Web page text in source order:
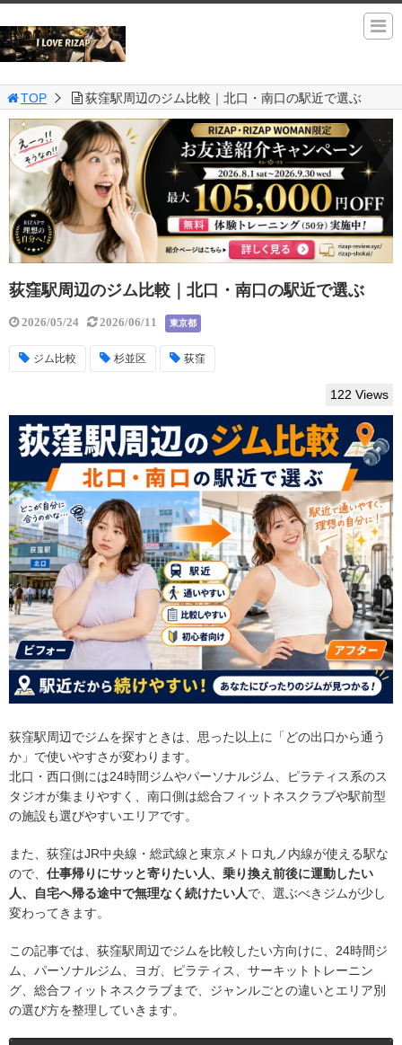
TOP 荻窪駅周辺のジム比較｜北口・南口の駅近で選ぶ
荻窪駅周辺のジム比較｜北口・南口の駅近で選ぶ
2026/05/24 2026/06/11 東京都
ジム比較 杉並区 荻窪
122 Views
荻窪駅周辺でジムを探すときは、思った以上に「どの出口から通う
か」で使いやすさが変わります。
北口・西口側には24時間ジムやパーソナルジム、ピラティス系のス
タジオが集まりやすく、南口側は総合フィットネスクラブや駅前型
の施設も選びやすいエリアです。
また、荻窪はJR中央線・総武線と東京メトロ丸ノ内線が使える駅な
ので、 仕事帰りにサッと寄りたい人、乗り換え前後に運動したい
人、自宅へ帰る途中で無理なく続けたい人で、選ぶべきジムが少し
変わってきます。
この記事では、荻窪駅周辺でジムを比較したい方向けに、24時間ジ
ム、パーソナルジム、ヨガ、ピラティス、サーキットトレーニン
グ、総合フィットネスクラブまで、ジャンルごとの違いとエリア別
の選び方を整理していきます。